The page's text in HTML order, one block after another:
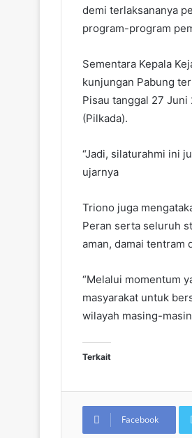
demi terlaksananya
program-program
Sementara Kepala
kunjungan Pabung
Pisau tanggal 27 Juni
(Pilkada).
“Jadi, silaturahmi ini
ujarnya
Triono juga
Peran serta seluruh
aman, damai tentram
“Melalui momentum
masyarakat untuk
wilayah masing-
Terkait
Facebook